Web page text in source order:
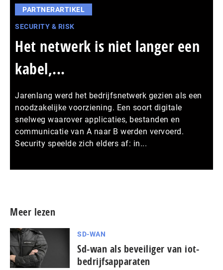
PARTNERARTIKEL
SECURITY & RISK
Het netwerk is niet langer een
kabel,...
Jarenlang werd het bedrijfsnetwerk gezien als een
noodzakelijke voorziening. Een soort digitale
snelweg waarover applicaties, bestanden en
communicatie van A naar B werden vervoerd.
Security speelde zich elders af: in...
Meer lezen
SD-WAN
Sd-wan als beveiliger van iot-
bedrijfsapparaten